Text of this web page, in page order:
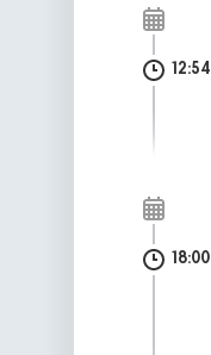
12:54
18:00